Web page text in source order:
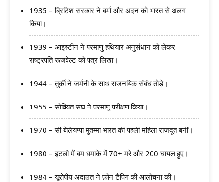
1935 – ब्रिटिश सरकार ने बर्मा और अदन को भारत से अलग
किया।
1939 – आइंस्टीन ने परमाणु हथियार अनुसंधान को लेकर
राष्ट्रपति रूजवेल्ट को पत्र लिखा।
1944 – तुर्की ने जर्मनी के साथ राजनयिक संबंध तोड़े।
1955 – सोवियत संघ ने परमाणु परीक्षण किया।
1970 – सी बेलियप्पा मुतम्मा भारत की पहली महिला राजदूत बनीं।
1980 – इटली में बम धमाके में 70+ मरे और 200 घायल हुए।
1984 – यूरोपीय अदालत ने फ़ोन टैपिंग की आलोचना की।